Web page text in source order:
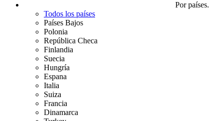
Por países.
Todos los países
Países Bajos
Polonia
República Checa
Finlandia
Suecia
Hungría
Espana
Italia
Suiza
Francia
Dinamarca